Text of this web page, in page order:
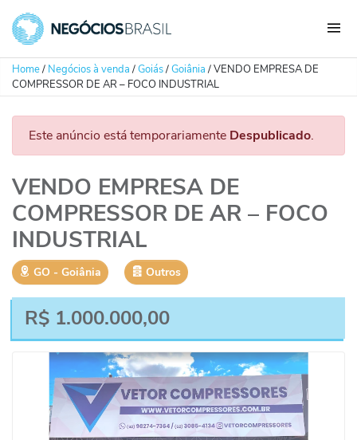
Home/ Negócios à venda/Goiás/Goiânia/VENDO EMPRESA DE
COMPRESSOR DE AR – FOCO INDUSTRIAL
Este anúncio está temporariamente Despublicado.
VENDO EMPRESA DE
COMPRESSOR DE AR – FOCO
INDUSTRIAL
GO ‐ Goiânia Outros
R$ 1.000.000,00